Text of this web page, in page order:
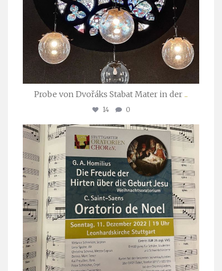
Probe von Dvořáks Stabat Mater in der ...
14 0
stuttgarter_oratorienchor
Nov. 29